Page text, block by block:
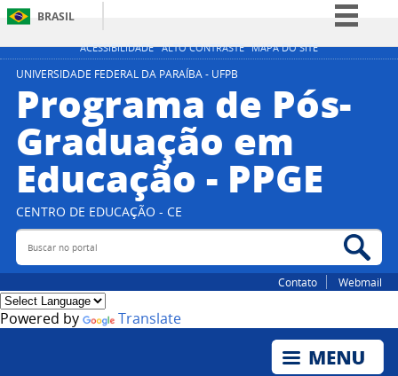
ACESSIBILIDADE ALTO CONTRASTE MAPA DO SITE
BRASIL
Simplifique!
Participe
Legislação
Canais
UNIVERSIDADE FEDERAL DA PARAÍBA - UFPB
Programa de Pós-
Graduação em
Educação - PPGE
CENTRO DE EDUCAÇÃO - CE
Buscar no portal
Contato Webmail
Powered by Translate